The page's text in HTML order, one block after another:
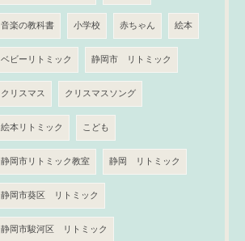
音楽の教科書 小学校 赤ちゃん 絵本
ベビーリトミック 静岡市 リトミック
クリスマス クリスマスソング
絵本リトミック こども
静岡市リトミック教室 静岡 リトミック
静岡市葵区 リトミック
静岡市駿河区 リトミック